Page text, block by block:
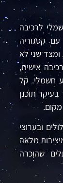
לרכיבה
עם קטגוריה
ומצד שני לא
אישית,
חשמלי. קל
בעיקר תוכנן
.
ובערוצי
מלאה
שהוכרה